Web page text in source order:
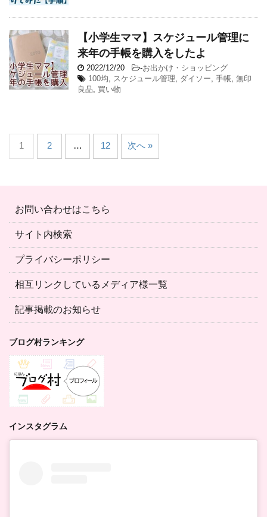
【小学生ママ】スケジュール管理に
来年の手帳を購入をしたよ
2022/12/20 -お出かけ・ショッピング
100均, スケジュール管理, ダイソー, 手帳, 無印
良品, 買い物
1 2 … 12 次へ »
お問い合わせはこちら
サイト内検索
プライバシーポリシー
相互リンクしているメディア様一覧
記事掲載のお知らせ
ブログ村ランキング
インスタグラム